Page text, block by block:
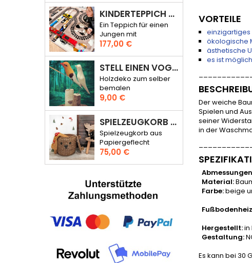
KINDERTEPPICH STRASSE UND GLEISE – RALLYE DURCH DIE STADT
Ein Teppich für einen
Jungen mit
Straßenmuster
Preis
177,00 €
STELL EINEN VOGEL AN
Holzdeko zum selber
bemalen
Preis
9,00 €
SPIELZEUGKORB BÄRCHEN KARL
Spielzeugkorb aus
Papiergeflecht
Preis
75,00 €
VORTEILE
einzigartiges
ökologische
ästhetische
es ist
Der weiche
Spielen und
seiner
in der
Material:
Farbe:beige
Hergestellt:in
Gestaltung:
Es kann bei 30